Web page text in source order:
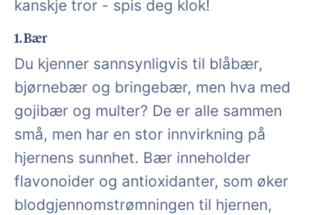
kanskje tror - spis deg klok!
1. Bær
Du kjenner sannsynligvis til blåbær,
bjørnebær og bringebær, men hva med
gojibær og multer? De er alle sammen
små, men har en stor innvirkning på
hjernens sunnhet. Bær inneholder
flavonoider og antioxidanter, som øker
blodgjennomstrømningen til hjernen,